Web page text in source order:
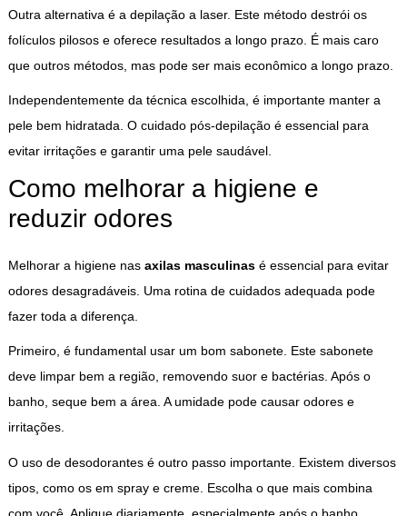
Outra alternativa é a depilação a laser. Este método destrói os
folículos pilosos e oferece resultados a longo prazo. É mais caro
que outros métodos, mas pode ser mais econômico a longo prazo.
Independentemente da técnica escolhida, é importante manter a
pele bem hidratada. O cuidado pós-depilação é essencial para
evitar irritações e garantir uma pele saudável.
Como melhorar a higiene e
reduzir odores
Melhorar a higiene nas axilas masculinasé essencial para evitar
odores desagradáveis. Uma rotina de cuidados adequada pode
fazer toda a diferença.
Primeiro, é fundamental usar um bom sabonete. Este sabonete
deve limpar bem a região, removendo suor e bactérias. Após o
banho, seque bem a área. A umidade pode causar odores e
irritações.
O uso de desodorantes é outro passo importante. Existem diversos
tipos, como os em spray e creme. Escolha o que mais combina
com você. Aplique diariamente, especialmente após o banho.